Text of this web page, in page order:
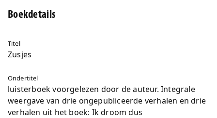
Boekdetails
Titel
Zusjes
Ondertitel
luisterboek voorgelezen door de auteur. Integrale
weergave van drie ongepubliceerde verhalen en drie
verhalen uit het boek: Ik droom dus